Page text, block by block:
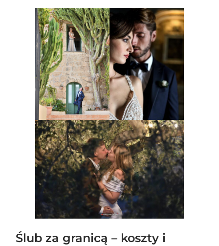
Ślub za granicą – koszty i